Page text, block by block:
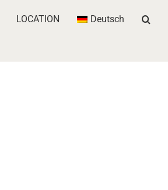
LOCATION Deutsch